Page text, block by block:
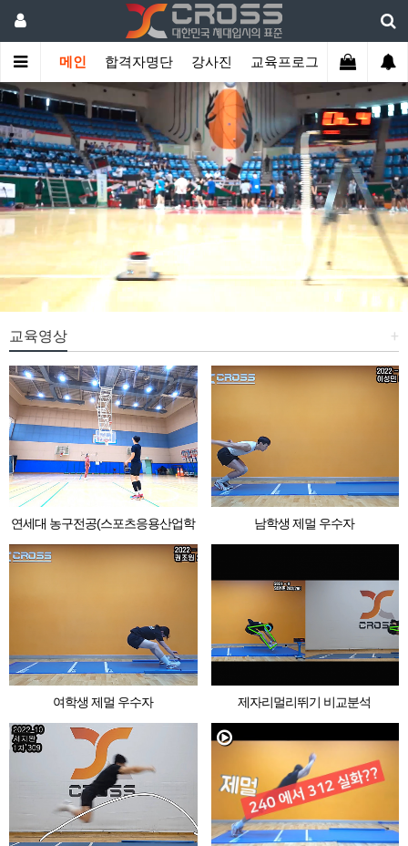
메인 합격자명단 강사진 교육프로그램 학생관리
+
교육영상
연세대 농구전공(스포츠응용산업학
과)
남학생 제멀 우수자
여학생 제멀 우수자 제자리멀리뛰기 비교분석